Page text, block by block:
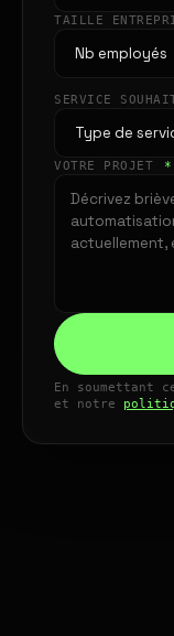
TAILLE
SERVICE
VOTRE PROJET *
En soumettant
et notre